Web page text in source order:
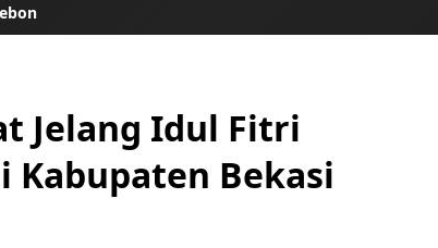
Jelang Idul Fitri
Kabupaten Bekasi